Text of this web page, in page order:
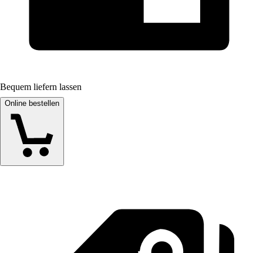
Bequem liefern lassen
Online bestellen